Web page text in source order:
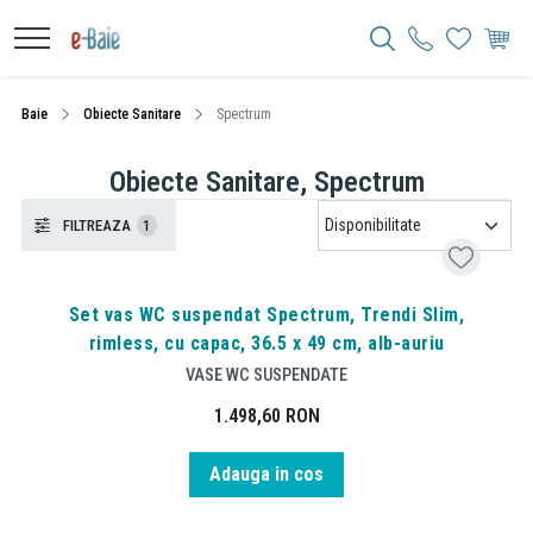
Baie Obiecte Sanitare Spectrum
Obiecte Sanitare, Spectrum
FILTREAZA 1
Set vas WC suspendat Spectrum, Trendi Slim,
rimless, cu capac, 36.5 x 49 cm, alb-auriu
VASE WC SUSPENDATE
1.498,60 RON
Adauga in cos